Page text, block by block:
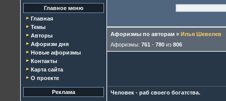
Главное меню
Главная
Темы
Авторы
Афоризм дня
Новые афоризмы
Контакты
Карта сайта
О проекте
Реклама
Афоризмы по авторам » Илья Шевелев
Афоризмы: 761 - 780 из 806
Человек - раб своего богатства.